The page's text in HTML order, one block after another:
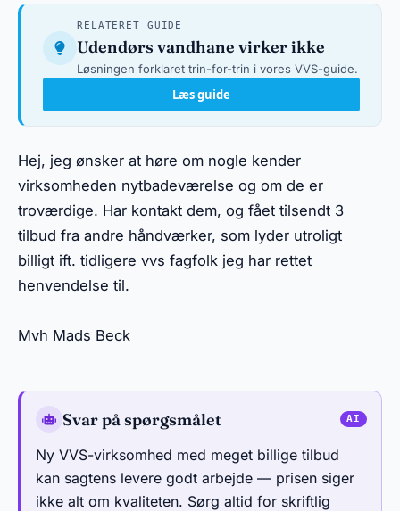
RELATERET GUIDE
Udendørs vandhane virker ikke
Løsningen forklaret trin-for-trin i vores VVS-guide.
Læs guide
Hej, jeg ønsker at høre om nogle kender
virksomheden nytbadeværelse og om de er
troværdige. Har kontakt dem, og fået tilsendt 3
tilbud fra andre håndværker, som lyder utroligt
billigt ift. tidligere vvs fagfolk jeg har rettet
henvendelse til.
Mvh Mads Beck
Svar på spørgsmålet
Ny VVS-virksomhed med meget billige tilbud
kan sagtens levere godt arbejde — prisen siger
ikke alt om kvaliteten. Sørg altid for skriftlig